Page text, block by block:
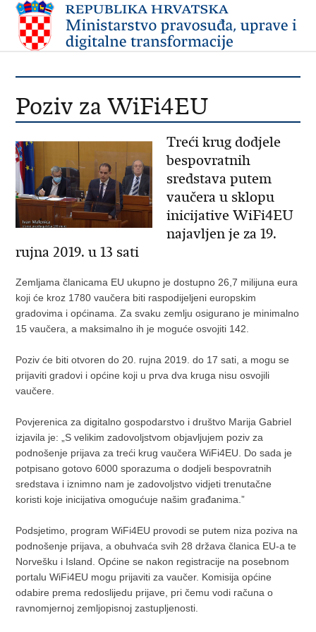
Poziv za WiFi4EU
Treći krug dodjele
bespovratnih
sredstava putem
vaučera u sklopu
inicijative WiFi4EU
najavljen je za 19.
rujna 2019. u 13 sati
Zemljama članicama EU ukupno je dostupno 26,7 milijuna eura
koji će kroz 1780 vaučera biti raspodijeljeni europskim
gradovima i općinama. Za svaku zemlju osigurano je minimalno
15 vaučera, a maksimalno ih je moguće osvojiti 142.
Poziv će biti otvoren do 20. rujna 2019. do 17 sati, a mogu se
prijaviti gradovi i općine koji u prva dva kruga nisu osvojili
vaučere.
Povjerenica za digitalno gospodarstvo i društvo Marija Gabriel
izjavila je: „S velikim zadovoljstvom objavljujem poziv za
podnošenje prijava za treći krug vaučera WiFi4EU. Do sada je
potpisano gotovo 6000 sporazuma o dodjeli bespovratnih
sredstava i iznimno nam je zadovoljstvo vidjeti trenutačne
koristi koje inicijativa omogućuje našim građanima.”
Podsjetimo, program WiFi4EU provodi se putem niza poziva na
podnošenje prijava, a obuhvaća svih 28 država članica EU-a te
Norvešku i Island. Općine se nakon registracije na posebnom
portalu WiFi4EU mogu prijaviti za vaučer. Komisija općine
odabire prema redoslijedu prijave, pri čemu vodi računa o
ravnomjernoj zemljopisnoj zastupljenosti.